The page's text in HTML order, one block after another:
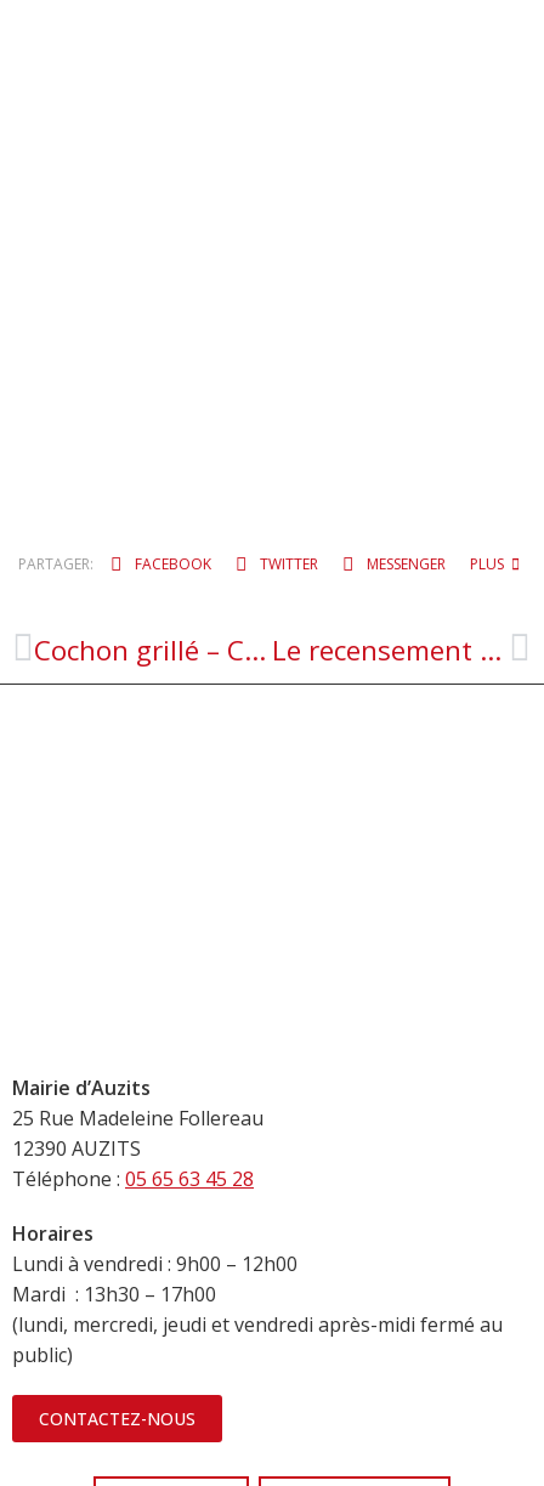
PARTAGER: FACEBOOK TWITTER MESSENGER PLUS
Cochon grillé – Comité d’animation de Rulhe – 03 juillet 2022 Le recensement militaire
Mairie d’Auzits
25 Rue Madeleine Follereau
12390 AUZITS
Téléphone : 05 65 63 45 28
Horaires
Lundi à vendredi : 9h00 – 12h00
Mardi : 13h30 – 17h00
(lundi, mercredi, jeudi et vendredi après-midi fermé au
public)
CONTACTEZ-NOUS